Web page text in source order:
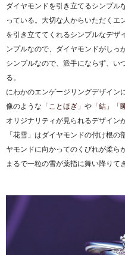
ダイヤモンドを引き立てるシンプル
っている。大切な人からいただくエ
を引き立ててくれるシンプルなデザ
ンプルなので、ダイヤモンドがしっ
シンプルなので、派手にならず、い
る。
にわかのエンゲージリングデザイン
像のような 「ことほぎ」 や 「結」 「
オリジナリティが見られるデザイン
「花雪」はダイヤモンドの付け根
ヤモンドに向かってのくびれが柔ら
まるで一粒の雪が薬指に舞い降りて